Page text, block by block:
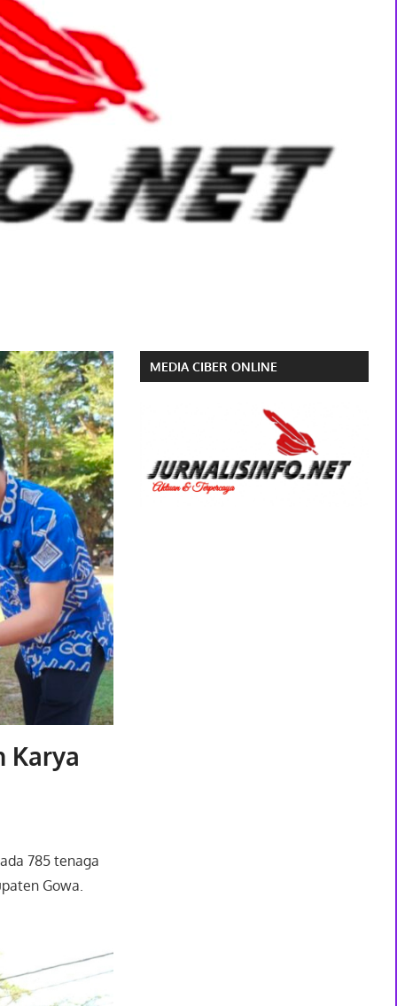
Karya
785 tenaga
Gowa.
MEDIA CIBER ONLINE